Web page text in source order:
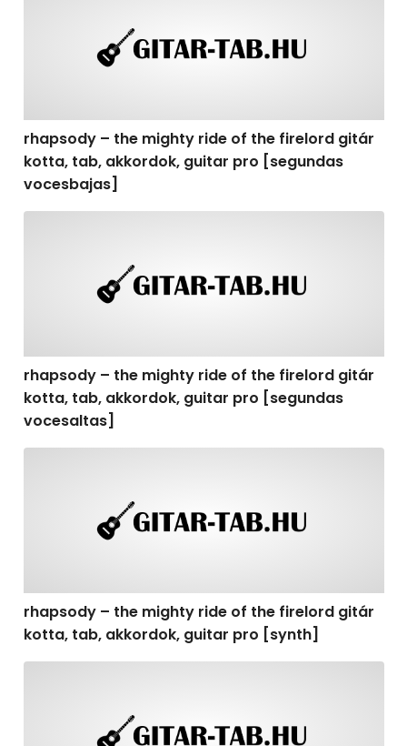
rhapsody – the mighty ride of the firelord gitár
kotta, tab, akkordok, guitar pro [segundas
vocesbajas]
rhapsody – the mighty ride of the firelord gitár
kotta, tab, akkordok, guitar pro [segundas
vocesaltas]
rhapsody – the mighty ride of the firelord gitár
kotta, tab, akkordok, guitar pro [synth]